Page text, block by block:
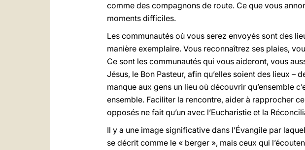
comme des compagnons de route. Ce que vous
moments difficiles.
Les communautés où vous serez envoyés sont des
manière exemplaire. Vous reconnaîtrez ses plaies,
Ce sont les communautés qui vous aideront, vous
Jésus, le Bon Pasteur, afin qu’elles soient des lieux –
manque aux gens un lieu où découvrir qu’ensemble
ensemble. Faciliter la rencontre, aider à rapprocher
opposés ne fait qu’un avec l’Eucharistie et la
Il y a une image significative dans l’Évangile par
se décrit comme le « berger », mais ceux qui